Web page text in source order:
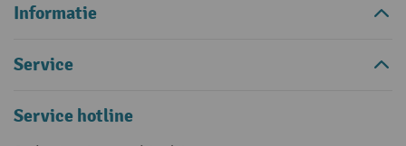
Informatie
Service
Service hotline